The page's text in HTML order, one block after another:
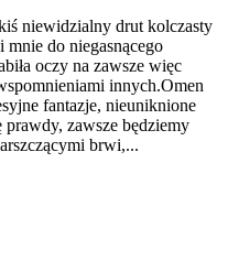
niewidzialny drut kolczasty
do niegasnącego
oczy na zawsze więc
innych.Omen
fantazje, nieuniknione
prawdy, zawsze będziemy
brwi,...